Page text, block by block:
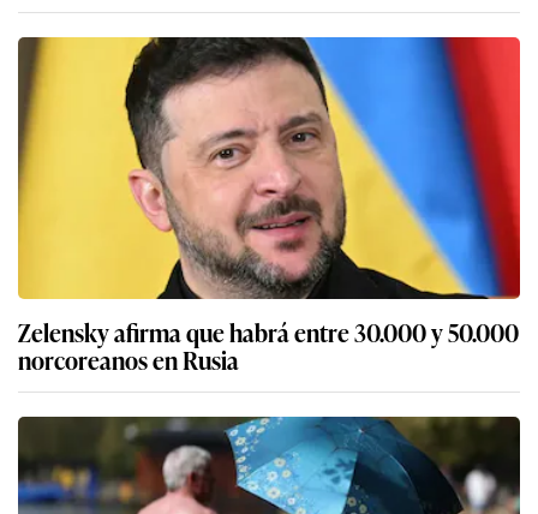
Zelensky afirma que habrá entre 30.000 y 50.000
norcoreanos en Rusia